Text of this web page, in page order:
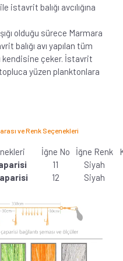
balığı avcılığına
olduğu sürece Marmara
balığı avı yapılan tüm
kendisine çeker. İstavrit
yüzen planktonlara
ve Renk Seçenekleri
İğne No İğne Renk
11
Siyah
12 Siyah